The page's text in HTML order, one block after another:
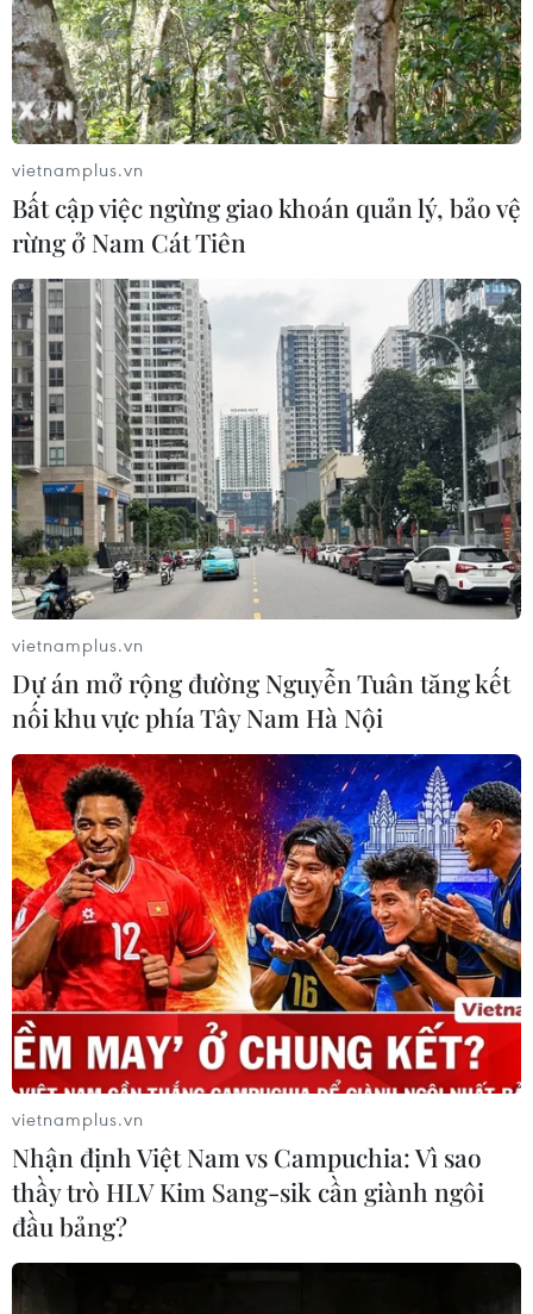
vietnamplus.vn
Bất cập việc ngừng giao khoán quản lý, bảo vệ
rừng ở Nam Cát Tiên
vietnamplus.vn
Dự án mở rộng đường Nguyễn Tuân tăng kết
nối khu vực phía Tây Nam Hà Nội
vietnamplus.vn
Nhận định Việt Nam vs Campuchia: Vì sao
thầy trò HLV Kim Sang-sik cần giành ngôi
đầu bảng?